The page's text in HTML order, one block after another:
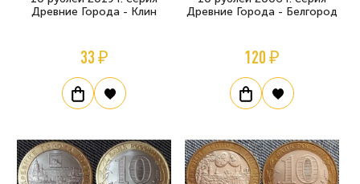
Древние Города - Клин
33 ₽
Древние Города - Белгород
120 ₽